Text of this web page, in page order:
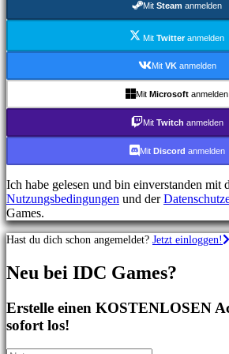
Rennspiele
Gelegenheitsspiele
Indie
Simulationsspiele
Kampfspiele
Gemeinschaft
Gameplay
In-
Game
Events
Media
Foren
IDC
Gifts
IDC
Mit Steam anmelden
MitTwitteranmelden
Mit VKanmelden
Mit Microsoft anmelden
Mit Twitch anmelden
Mit Discord anmelden
Ich habe gelesen und bin einverstanden mit
Nutzungsbedingungen und der
Games.
Hast du dich schon angemeldet? Jetzt einloggen!
Neu bei IDC Games?
Erstelle einen KOSTENLOSEN
sofort los!